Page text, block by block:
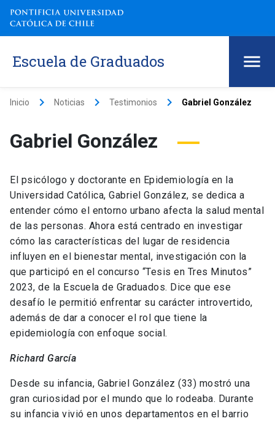
Escuela de Graduados
Inicio keyboard_arrow_right Noticias keyboard_arrow_right Testimonios keyboard_arrow_right Gabriel González
Gabriel González
El psicólogo y doctorante en Epidemiología en la
Universidad Católica, Gabriel González, se dedica a
entender cómo el entorno urbano afecta la salud mental
de las personas. Ahora está centrado en investigar
cómo las características del lugar de residencia
influyen en el bienestar mental, investigación con la
que participó en el concurso “Tesis en Tres Minutos”
2023, de la Escuela de Graduados. Dice que ese
desafío le permitió enfrentar su carácter introvertido,
además de dar a conocer el rol que tiene la
epidemiología con enfoque social.
Richard García
Desde su infancia, Gabriel González (33) mostró una
gran curiosidad por el mundo que lo rodeaba. Durante
su infancia vivió en unos departamentos en el barrio